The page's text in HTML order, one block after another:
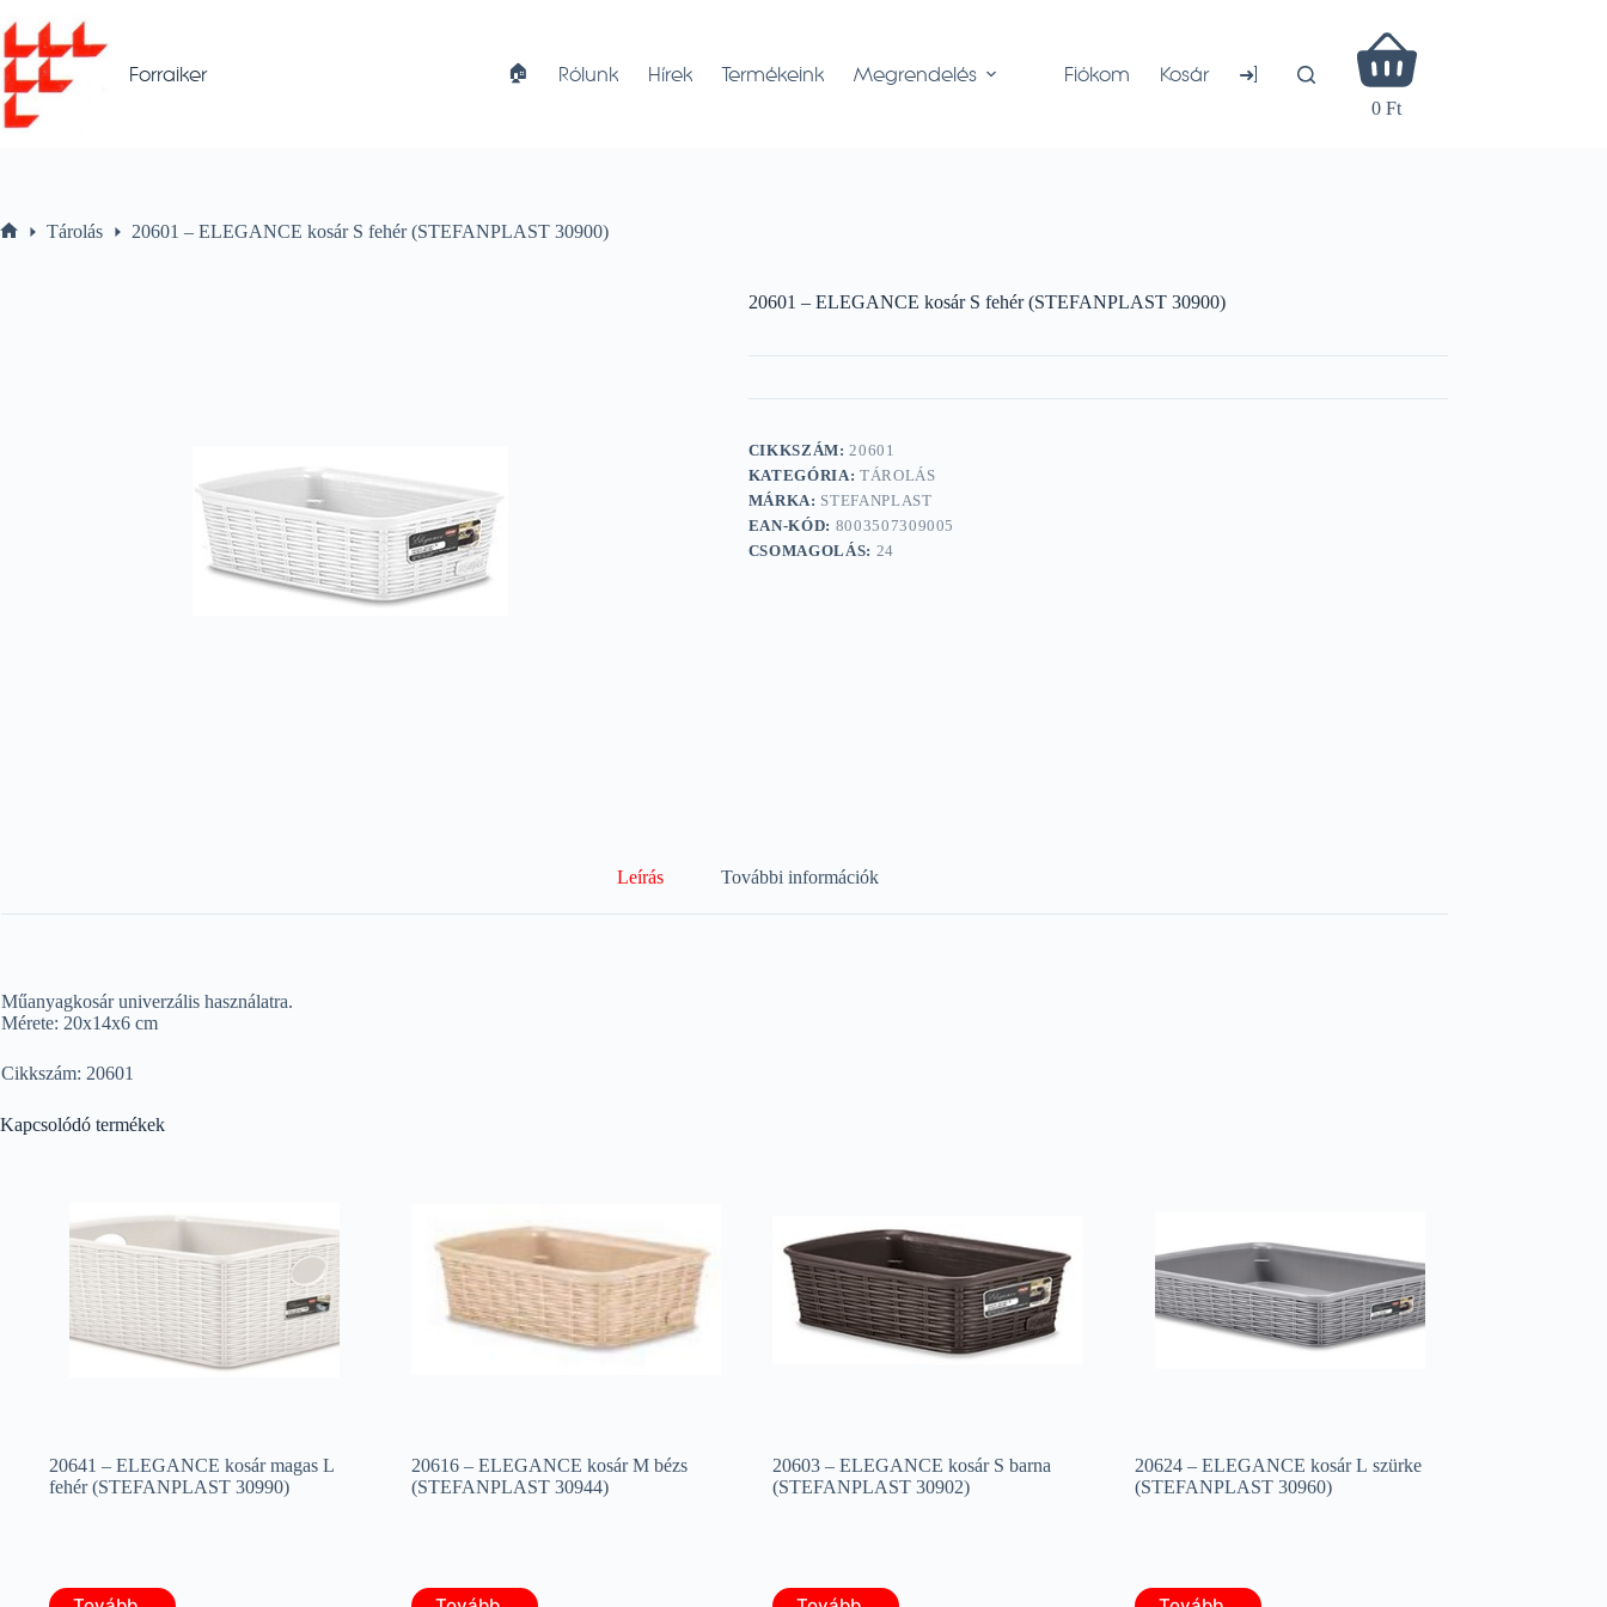
to
content
Forraiker 🏠︎ Rólunk Hírek Termékeink Megrendelés Fiókom Kosár ➜]
Shopping
cart
0 Ft
Tárolás 20601 – ELEGANCE kosár S fehér (STEFANPLAST 30900)
20601 – ELEGANCE kosár S fehér (STEFANPLAST 30900)
CIKKSZÁM:20601
KATEGÓRIA: TÁROLÁS
MÁRKA: STEFANPLAST
EAN-KÓD: 8003507309005
CSOMAGOLÁS: 24
Leírás További információk
Műanyagkosár univerzális használatra.
Mérete: 20x14x6 cm
Cikkszám: 20601
Kapcsolódó termékek
20641 – ELEGANCE kosár magas L
fehér (STEFANPLAST 30990)
20616 – ELEGANCE kosár M bézs
(STEFANPLAST 30944)
20603 – ELEGANCE kosár S barna
(STEFANPLAST 30902)
20624 – ELEGANCE kosár L szürke
(STEFANPLAST 30960)